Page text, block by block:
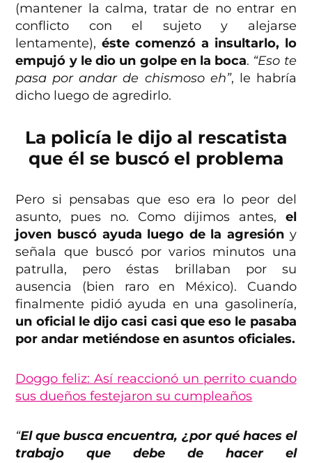
(mantener la calma, tratar de no entrar en
conflicto con el sujeto y alejarse
lentamente), éste comenzó a insultarlo, lo
empujó y le dio un golpe en la boca. “Eso te
pasa por andar de chismoso eh”, le habría
dicho luego de agredirlo.
La policía le dijo al rescatista
que él se buscó el problema
Pero si pensabas que eso era lo peor del
asunto, pues no. Como dijimos antes, el
joven buscó ayuda luego de la agresión y
señala que buscó por varios minutos una
patrulla, pero éstas brillaban por su
ausencia (bien raro en México). Cuando
finalmente pidió ayuda en una gasolinería,
un oficial le dijo casi casi que eso le pasaba
por andar metiéndose en asuntos oficiales.
Doggo feliz: Así reaccionó un perrito cuando
sus dueños festejaron su cumpleaños
“El que busca encuentra, ¿por qué haces el
trabajo que debe de hacer el